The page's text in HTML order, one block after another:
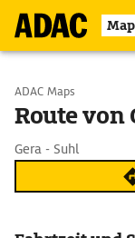
Start wählen
ADAC Maps
Route von
Gera - Suhl